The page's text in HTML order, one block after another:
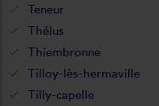
Teneur
Thélus
Thiembronne
Tilloy-lès-hermaville
Tilly-capelle